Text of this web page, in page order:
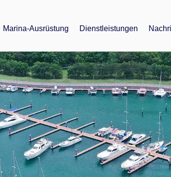
Marina-Ausrüstung Dienstleistungen